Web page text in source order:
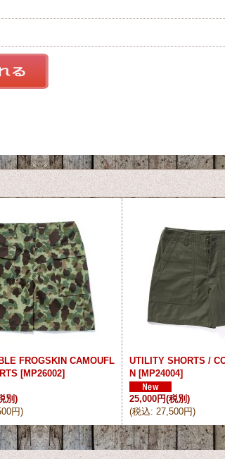
FROGSKIN CAMOUFL
[MP26002]
別)
円)
UTILITY SHORTS /
N [MP24004]
25,000円(税別)
(税込: 27,500円)